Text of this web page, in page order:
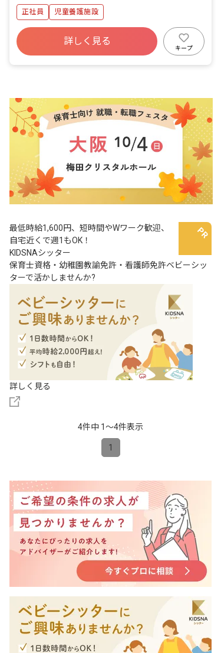
良線 13 分 若江岩田 近鉄奈良線 19 分
正社員 児童養護施設
詳しく見る
キープ
最低時給1,600円、短時間やWワーク歓迎、
自宅近くで週1もOK！
KIDSNAシッター
保育士資格・幼稚園教諭免許・看護師免許ベビーシッ
ターで活かしませんか?
詳しく見る
4件中 1〜4件表示
1